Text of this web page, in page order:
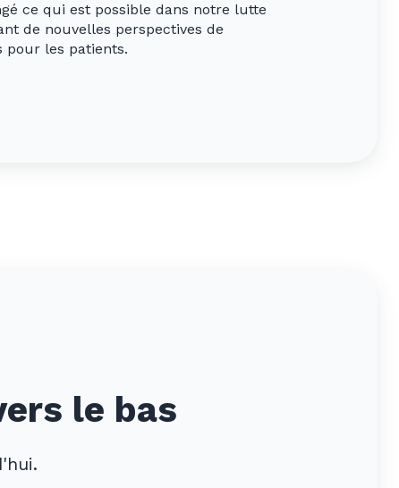
ce qui est possible dans notre lutte
de nouvelles perspectives de
pour les patients.
le bas